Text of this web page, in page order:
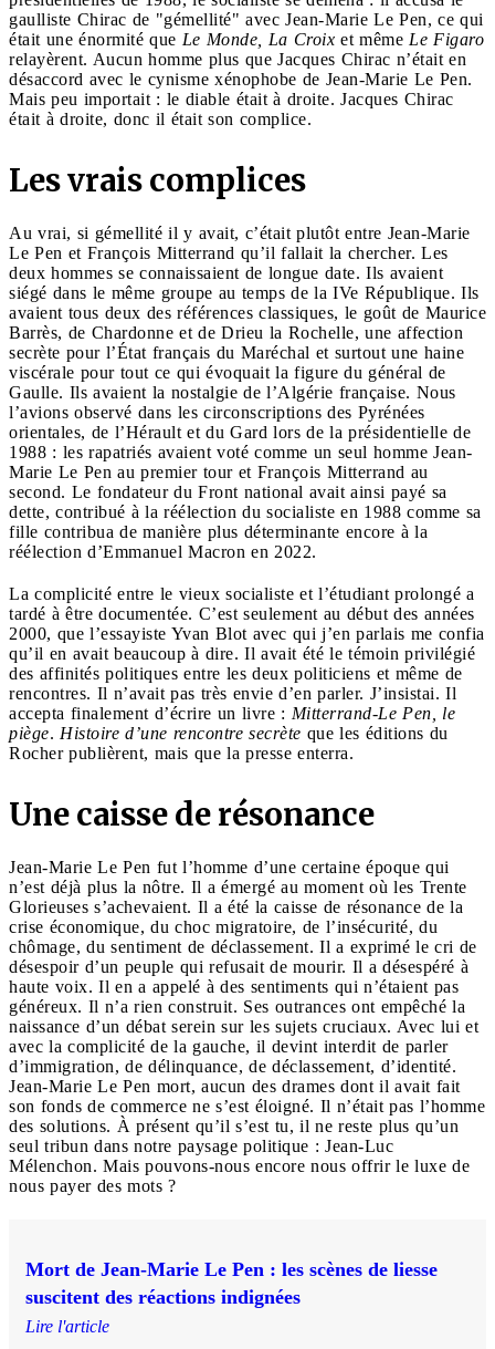
gaulliste Chirac de "gémellité" avec Jean-Marie Le Pen, ce qui
était une énormité que Le Monde, La Croix et même Le Figaro
relayèrent. Aucun homme plus que Jacques Chirac n’était en
désaccord avec le cynisme xénophobe de Jean-Marie Le Pen.
Mais peu importait : le diable était à droite. Jacques Chirac
était à droite, donc il était son complice.
Les vrais complices
Au vrai, si gémellité il y avait, c’était plutôt entre Jean-Marie
Le Pen et François Mitterrand qu’il fallait la chercher. Les
deux hommes se connaissaient de longue date. Ils avaient
siégé dans le même groupe au temps de la IVe République. Ils
avaient tous deux des références classiques, le goût de Maurice
Barrès, de Chardonne et de Drieu la Rochelle, une affection
secrète pour l’État français du Maréchal et surtout une haine
viscérale pour tout ce qui évoquait la figure du général de
Gaulle. Ils avaient la nostalgie de l’Algérie française. Nous
l’avions observé dans les circonscriptions des Pyrénées
orientales, de l’Hérault et du Gard lors de la présidentielle de
1988 : les rapatriés avaient voté comme un seul homme Jean-
Marie Le Pen au premier tour et François Mitterrand au
second. Le fondateur du Front national avait ainsi payé sa
dette, contribué à la réélection du socialiste en 1988 comme sa
fille contribua de manière plus déterminante encore à la
réélection d’Emmanuel Macron en 2022.
La complicité entre le vieux socialiste et l’étudiant prolongé a
tardé à être documentée. C’est seulement au début des années
2000, que l’essayiste Yvan Blot avec qui j’en parlais me confia
qu’il en avait beaucoup à dire. Il avait été le témoin privilégié
des affinités politiques entre les deux politiciens et même de
rencontres. Il n’avait pas très envie d’en parler. J’insistai. Il
accepta finalement d’écrire un livre : Mitterrand-Le Pen, le
piège. Histoire d’une rencontre secrète que les éditions du
Rocher publièrent, mais que la presse enterra.
Une caisse de résonance
Jean-Marie Le Pen fut l’homme d’une certaine époque qui
n’est déjà plus la nôtre. Il a émergé au moment où les Trente
Glorieuses s’achevaient. Il a été la caisse de résonance de la
crise économique, du choc migratoire, de l’insécurité, du
chômage, du sentiment de déclassement. Il a exprimé le cri de
désespoir d’un peuple qui refusait de mourir. Il a désespéré à
haute voix. Il en a appelé à des sentiments qui n’étaient pas
généreux. Il n’a rien construit. Ses outrances ont empêché la
naissance d’un débat serein sur les sujets cruciaux. Avec lui et
avec la complicité de la gauche, il devint interdit de parler
d’immigration, de délinquance, de déclassement, d’identité.
Jean-Marie Le Pen mort, aucun des drames dont il avait fait
son fonds de commerce ne s’est éloigné. Il n’était pas l’homme
des solutions. À présent qu’il s’est tu, il ne reste plus qu’un
seul tribun dans notre paysage politique : Jean-Luc
Mélenchon. Mais pouvons-nous encore nous offrir le luxe de
nous payer des mots ?
Mort de Jean-Marie Le Pen : les scènes de liesse
suscitent des réactions indignées
Lire l'article